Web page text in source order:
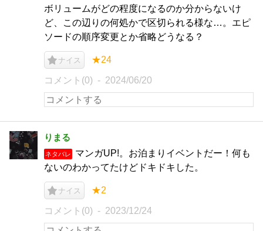
ボリュームがどの程度になるのか分からないけ
ど、この辺りの何処かで区切られる様な…。エピ
ソードの順序変更とか省略どうなる？
ナイス ★24
コメント(0) 2024/06/20
りまる
ネタバレ
マンガUP!。お泊まりイベントだー！何も
ないのわかってたけどドキドキした。
ナイス ★2
コメント(0) 2023/12/24